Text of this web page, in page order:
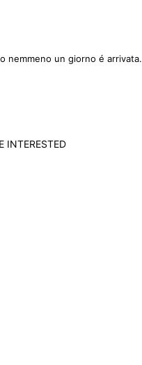
nemmeno un giorno é arrivata.
INTERESTED